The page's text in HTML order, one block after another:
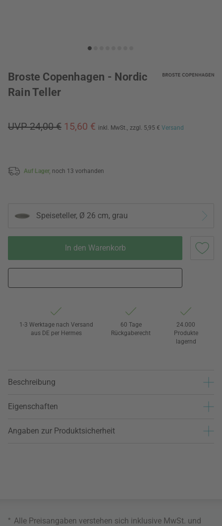
Broste Copenhagen - Nordic
Rain Teller
UVP 24,00 € 15,60 € inkl. MwSt., zzgl. 5,95 € Versand
Auf Lager, noch 13 vorhanden
Speiseteller, Ø 26 cm, grau
In den Warenkorb
1-3 Werktage nach Versand
aus DE per Hermes
60 Tage
Rückgaberecht
24.000
Produkte
lagernd
Beschreibung
Eigenschaften
Angaben zur Produktsicherheit
* Alle Preisangaben verstehen sich inklusive MwSt. und